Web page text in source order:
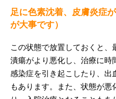
足に色素沈着、皮膚炎症
が大事です）
この状態で放置しておくと、
潰瘍がより悪化し、治療に時
感染症を引き起こしたり、出
もあります。また、状態が悪